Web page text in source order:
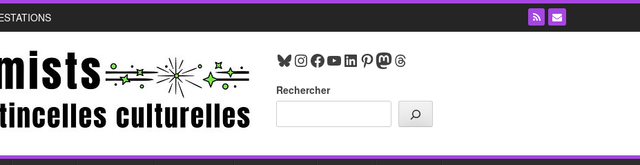
Bluesky
Instagram
Facebook
YouTube
LinkedIn
Pinterest
Mastodon
Threads
Rechercher